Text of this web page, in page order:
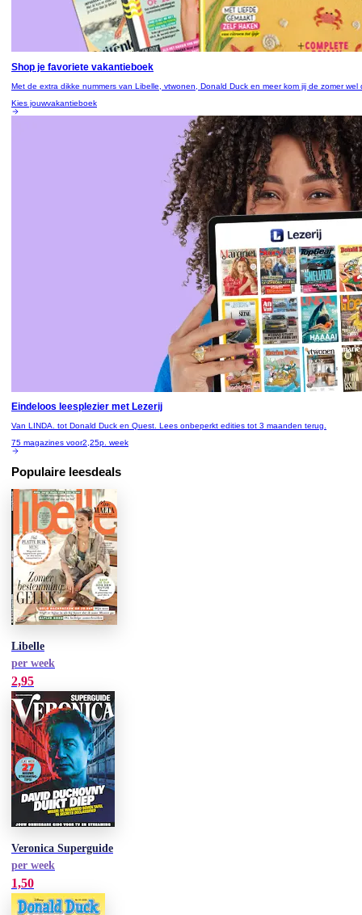
Shop je favoriete vakantieboek
Met de extra dikke nummers van Libelle, vtwonen, Donald Duck en meer kom jij de zomer wel
Kies jouwvakantieboek
Eindeloos leesplezier met Lezerij
Van LINDA. tot Donald Duck en Quest. Lees onbeperkt edities tot 3 maanden terug.
75 magazines voor2,25p. week
Populaire leesdeals
Libelle
per week
2,95
Veronica Superguide
per week
1,50